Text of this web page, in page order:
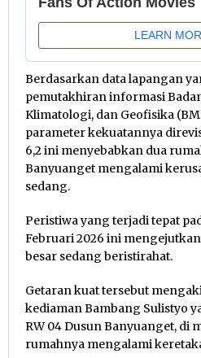
Berdasarkan data lapangan
pemutakhiran informasi
Klimatologi, dan Geofisika
parameter kekuatannya
6,2 ini menyebabkan dua
Banyuanget mengalami
sedang.
Peristiwa yang terjadi tepat
Februari 2026 ini
besar sedang beristirahat.
Getaran kuat tersebut
kediaman Bambang Sulistyo
RW 04 Dusun Banyuanget, di
rumahnya mengalami